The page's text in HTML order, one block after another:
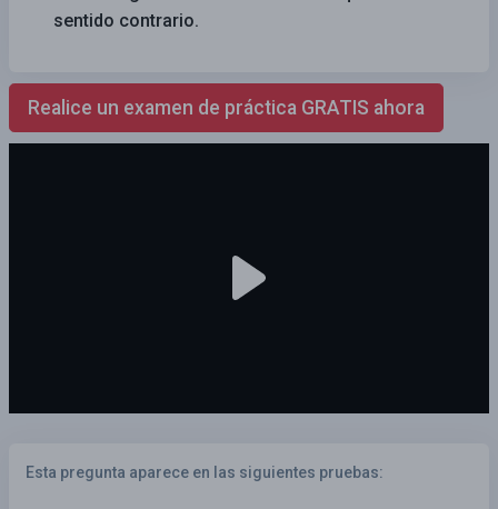
sentido contrario.
Realice un examen de práctica GRATIS ahora
Esta pregunta aparece en las siguientes pruebas: